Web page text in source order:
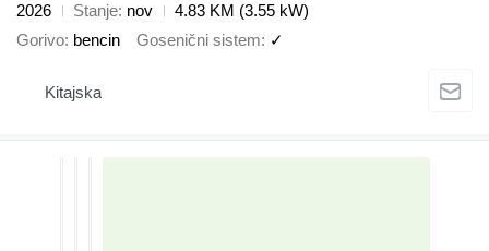
2026
Stanje nov
4.83 KM (3.55 kW)
Gorivo bencin Gosenični sistem ✓
Kitajska